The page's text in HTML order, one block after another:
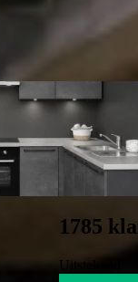
van onze
als
1785
Uitstekend